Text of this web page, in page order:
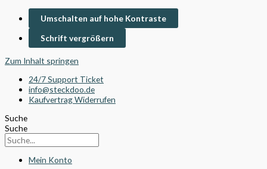
Umschalten auf hohe Kontraste
Schrift vergrößern
Zum Inhalt springen
24/7 Support Ticket
info@steckdoo.de
Kaufvertrag Widerrufen
Suche
Suche
Mein Konto